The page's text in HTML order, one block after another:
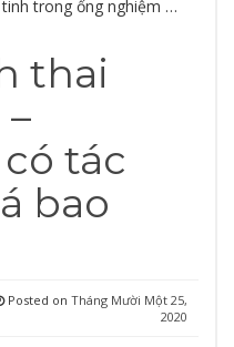
tinh trong ống nghiệm …
thai
tác
bao
Posted on Tháng Mười Một 25,
2020